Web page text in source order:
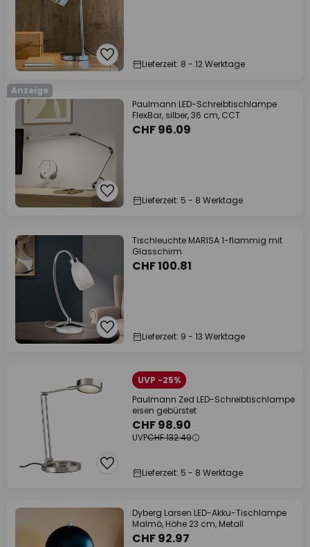
Lieferzeit: 8 - 12 Werktage
Anzeige
Paulmann LED-Schreibtischlampe
FlexBar, silber, 36 cm, CCT
CHF 96.09
Lieferzeit: 5 - 8 Werktage
Tischleuchte MARISA 1-flammig mit
Glasschirm
CHF 100.81
Lieferzeit: 9 - 13 Werktage
UVP -25%
Paulmann Zed LED-Schreibtischlampe
eisen gebürstet
CHF 98.90
UVPCHF 132.49
Lieferzeit: 5 - 8 Werktage
Dyberg Larsen LED-Akku-Tischlampe
Malmö, Höhe 23 cm, Metall
CHF 92.97